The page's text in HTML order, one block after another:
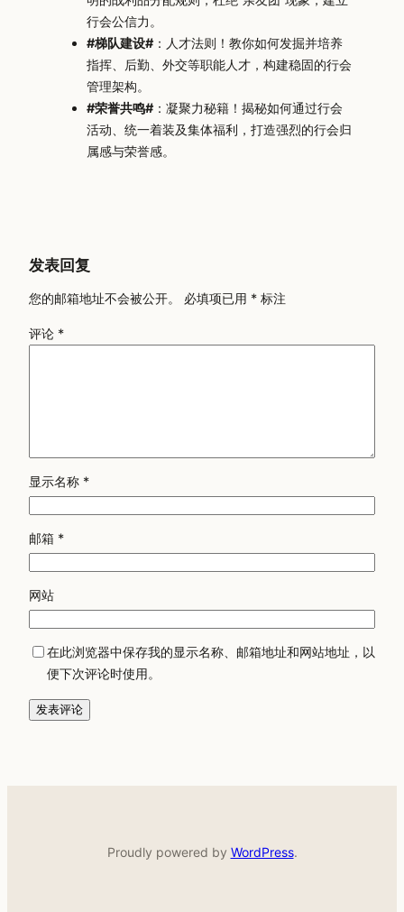
行会公信力。
#梯队建设#：人才法则！教你如何发掘并培养
指挥、后勤、外交等职能人才，构建稳固的行会
管理架构。
#荣誉共鸣#：凝聚力秘籍！揭秘如何通过行会
活动、统一着装及集体福利，打造强烈的行会归
属感与荣誉感。
发表回复
您的邮箱地址不会被公开。 必填项已用 * 标注
评论 *
显示名称 *
邮箱 *
网站
在此浏览器中保存我的显示名称、邮箱地址和网站地址，以
便下次评论时使用。
Proudly powered by WordPress.